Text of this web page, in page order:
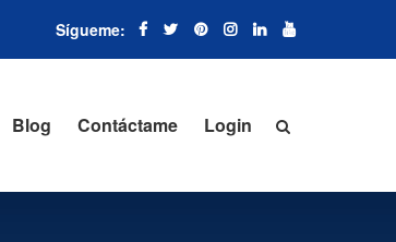
Blog Contáctame Login